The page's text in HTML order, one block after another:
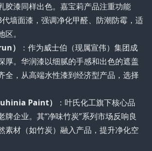
胶漆同样出色。嘉宝莉产品注重功能
墙面漆，强调净化甲醛、防潮防霉，适
。
）
：作为威士伯（现属宣伟）集团成
厚。华润漆以细腻的手感和出色的遮盖
全，从高端水性漆到经济型产品，选择
Paint）
：叶氏化工旗下核心品
牌企业。其“净味竹炭”系列市场反响良
素材（如竹炭）融入产品，提升净化空